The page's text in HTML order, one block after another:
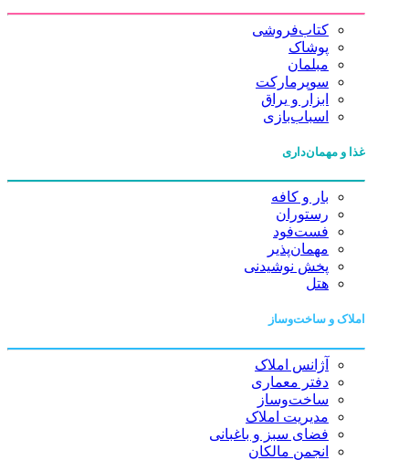
کتاب‌فروشی
پوشاک
مبلمان
سوپرمارکت
ابزار و یراق
اسباب‌بازی
غذا و مهمان‌داری
بار و کافه
رستوران
فست‌فود
مهمان‌پذیر
پخش نوشیدنی
هتل
املاک و ساخت‌وساز
آژانس املاک
دفتر معماری
ساخت‌وساز
مدیریت املاک
فضای سبز و باغبانی
انجمن مالکان